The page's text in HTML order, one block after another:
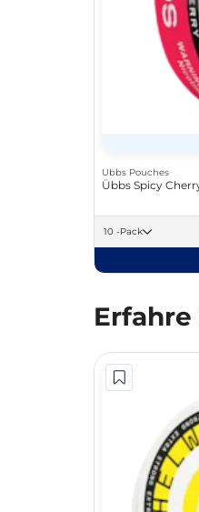
Ubbs Pouches
Übbs Spicy
10 -Pack